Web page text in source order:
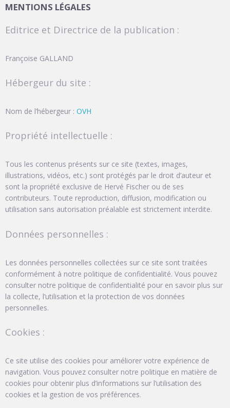
MENTIONS LÉGALES
Editrice et Directrice de la publication :
Françoise GALLAND
Hébergeur du site :
Nom de l’hébergeur : OVH
Propriété intellectuelle :
Tous les contenus présents sur ce site (textes, images,
illustrations, vidéos, etc.) sont protégés par le droit d’auteur et
sont la propriété exclusive de Hervé Fischer ou de ses
contributeurs. Toute reproduction, diffusion, modification ou
utilisation sans autorisation préalable est strictement interdite.
Données personnelles :
Les données personnelles collectées sur ce site sont traitées
conformément à notre politique de confidentialité. Vous pouvez
consulter notre politique de confidentialité pour en savoir plus sur
la collecte, l’utilisation et la protection de vos données
personnelles.
Cookies :
Ce site utilise des cookies pour améliorer votre expérience de
navigation. Vous pouvez consulter notre politique en matière de
cookies pour obtenir plus d’informations sur l’utilisation des
cookies et la gestion de vos préférences.